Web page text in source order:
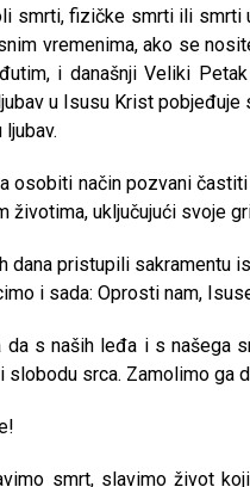
smrti, fizičke smrti ili smrti
vremenima, ako se
i današnji Veliki
u Isusu Krist
osobiti način pozvani
životima, uključujući svoje
dana pristupili sakramentu
i sada: Oprosti nam,
da s naših leđa i s našega
srca. Zamolimo ga
smrt, slavimo život